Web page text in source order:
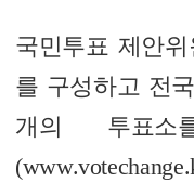
국민투표 제안
를 구성하고 전
개의 투표소